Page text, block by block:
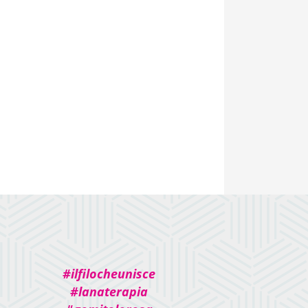
#ilfilocheunisce
#lanaterapia